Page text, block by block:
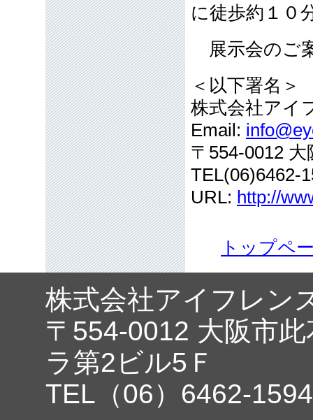
に徒歩約１０
展示会のご
＜以下署名＞
株式会社アイ
Email:
〒554-0012
TEL(06)6462-
URL: http://
トップペ
株式会社アイフレン
〒554-0012 大阪市
ラ第2ビル5Ｆ
TEL（06）6462-